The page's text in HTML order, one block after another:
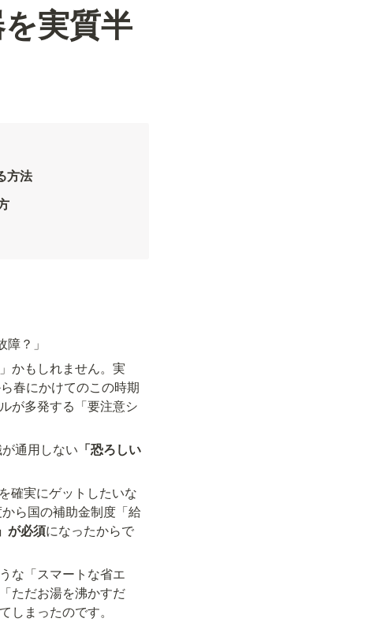
実質半
方法
？」
かもしれません。実
春にかけてのこの時期
が多発する「要注意シ
通用しない 「恐ろしい
確実にゲットしたいな
ら国の補助金制度「給
が必須になったからで
な「スマートな省エ
ただお湯を沸かすだ
まったのです。